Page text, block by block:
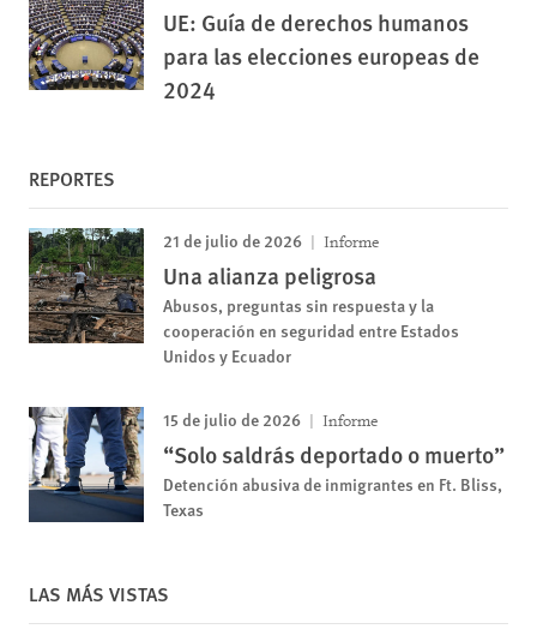
UE: Guía de derechos humanos
para las elecciones europeas de
2024
REPORTES
21 de julio de 2026 Informe
Una alianza peligrosa
Abusos, preguntas sin respuesta y la
cooperación en seguridad entre Estados
Unidos y Ecuador
15 de julio de 2026 Informe
“Solo saldrás deportado o muerto”
Detención abusiva de inmigrantes en Ft. Bliss,
Texas
LAS MÁS VISTAS